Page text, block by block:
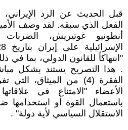
قبل الحديث عن الرد
الفعل الذي سبقه. لقد وصف
أنطونيو غوتيريش، الضربات
"انتهاكاً للقانون الدولي، بما في
الفقرة (4) من الميثاق،
الأعضاء "الامتناع في
باستعمال القوة أو استخدامها
الاستقلال السياسي لأية دولة" .